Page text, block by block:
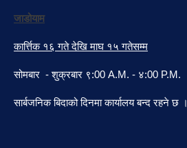
जाडोयाम
कार्त्तिक १६ गते देखि माघ १५ गतेसम्म
सोमबार - शुक्रबार ९:00 A.M. - ४:00 P.M.
सार्बजनिक बिदाको दिनमा कार्यालय बन्द रहने छ ।